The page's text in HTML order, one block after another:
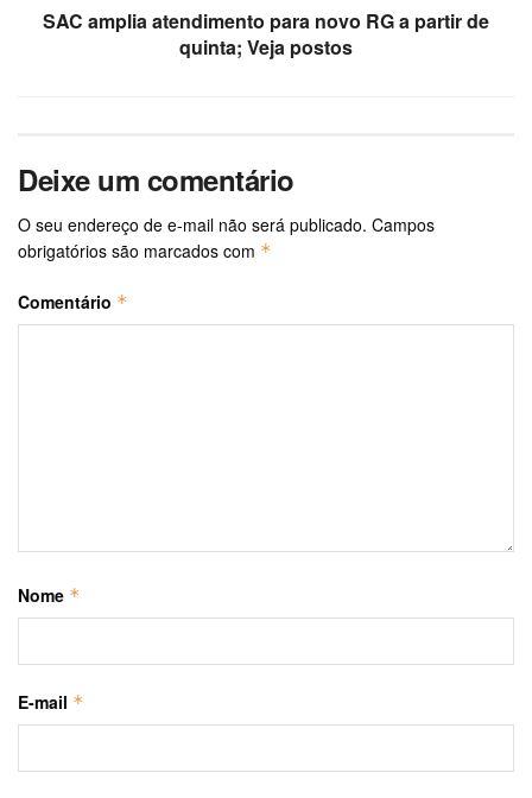
SAC amplia atendimento para novo RG a partir de
quinta; Veja postos
Deixe um comentário
O seu endereço de e-mail não será publicado. Campos
obrigatórios são marcados com *
Comentário *
Nome *
E-mail *